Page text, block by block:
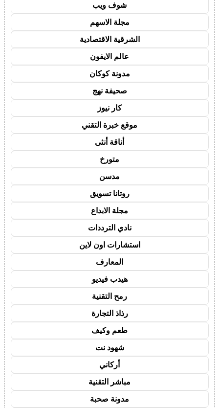
شوف ويب
مجلة الاسهم
الشرقية الاقتصادية
عالم الايفون
مدونة كوكان
صحيفة نهج
كار نيوز
موقع خبرة التقني
أناقة أنثى
متورخ
مدسن
روتانا تسويق
مجلة الابداع
نادي الترددات
استشارات اون لاين
المعارف
هيدب فيديو
رمح التقنية
رذاذ التجارة
طعم وكيف
شهود نت
أركاني
مباشر التقنية
مدونة صحبة